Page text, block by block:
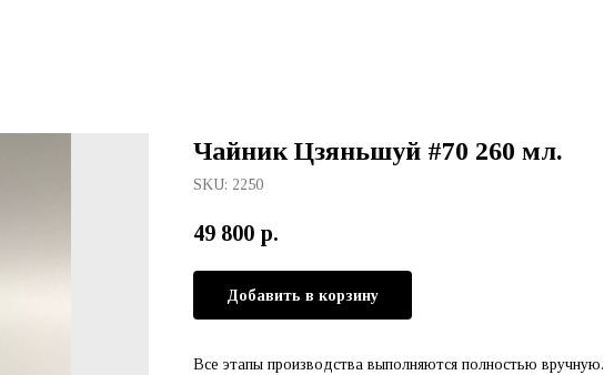
Чайник Цзяньшуй #70 260 мл.
SKU: 2250
49 800 р.
Добавить в корзину
Все этапы производства выполняются полностью вручную.